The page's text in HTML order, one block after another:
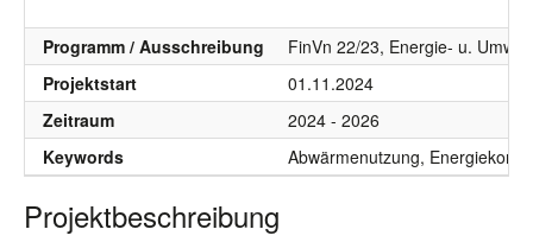
Programm / Ausschreibung
FinVn 22/23, Energie- u.
Projektstart
01.11.2024
Zeitraum
2024 - 2026
Keywords
Abwärmenutzung,
Projektbeschreibung